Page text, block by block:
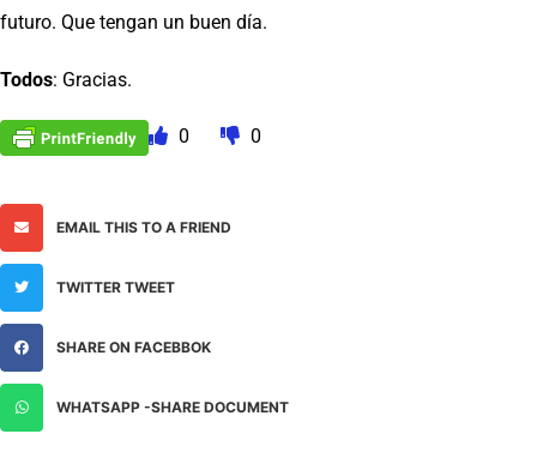
futuro. Que tengan un buen día.
Todos: Gracias.
0 0
EMAIL THIS TO A FRIEND
TWITTER TWEET
SHARE ON FACEBBOK
WHATSAPP -SHARE DOCUMENT